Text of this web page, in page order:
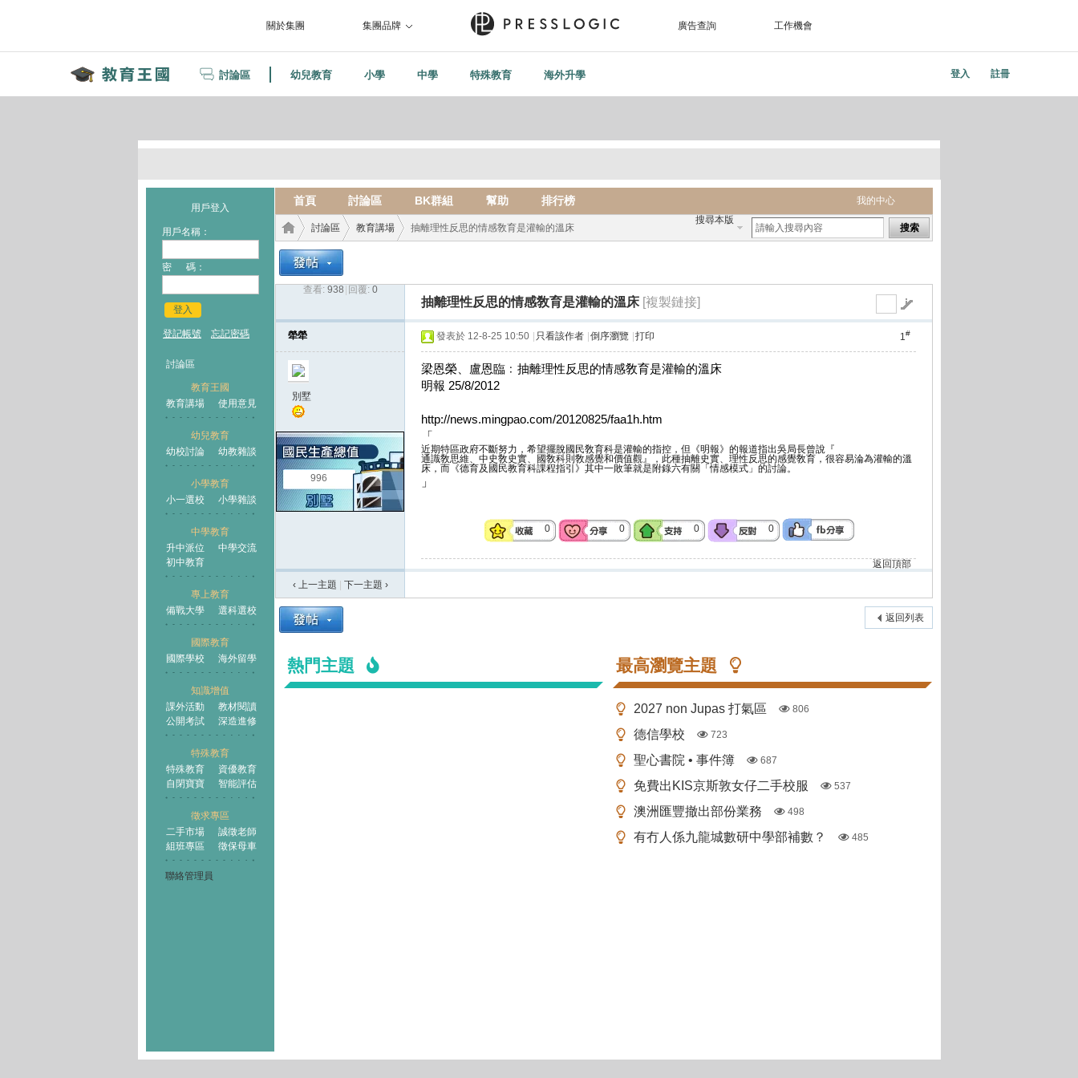
關於集團 集團品牌 廣告查詢 工作機會
討論區 幼兒教育 小學 中學 特殊教育 海外升學 登入 註冊
用戶登入
用戶名稱：
密 碼：
登入
登記帳號 忘記密碼
討論區
教育王國
教育講場
使用意見
幼兒教育
幼校討論
幼教雜談
小學教育
小一選校
小學雜談
中學教育
升中派位
中學交流
初中教育
專上教育
備戰大學
選科選校
國際教育
國際學校
海外留學
知識增值
課外活動
教材閱讀
公開考試
深造進修
特殊教育
特殊教育
資優教育
自閉寶寶
智能評估
徵求專區
二手市場
誠徵老師
組班專區
徵保母車
聯絡管理員
我的中心
首頁 討論區 BK群組 幫助 排行榜
搜尋本版
搜索
王國
討論區
›
教育講場 抽離理性反思的情感敎育是灌輸的溫床
查看: 938 回覆: 0
抽離理性反思的情感敎育是灌輸的溫床 [複製鏈接]
犖犖
別墅
996
1#
發表於 12-8-25 10:50 只看該作者 倒序瀏覽 打印
梁恩榮、盧恩臨﹕抽離理性反思的情感敎育是灌輸的溫床
明報 25/8/2012
http://news.mingpao.com/20120825/faa1h.htm
「
近期特區政府不斷努力，希望擺脫國民敎育科是灌輸的指控，但《明報》的報道指出吳局長曾說『
通識敎思維、中史敎史實、國敎科則敎感覺和價值觀』，此種抽離史實、理性反思的感覺敎育，很容易淪為灌輸的溫
床，而《德育及國民教育科課程指引》其中一敗筆就是附錄六有關「情感模式」的討論。
」
0 0 0 0
返回頂部
‹ 上一主題
下一主題 ›
返回列表
熱門主題 最高瀏覽主題
2027 non Jupas 打氣區 806
德信學校 723
聖心書院 • 事件簿 687
免費出KIS京斯敦女仔二手校服 537
澳洲匯豐撤出部份業務 498
有冇人係九龍城數研中學部補數？ 485